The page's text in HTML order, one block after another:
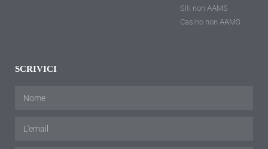
Siti non AAMS
Casino non AAMS
SCRIVICI